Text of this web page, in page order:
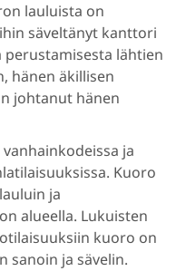
lauluista on
säveltänyt kanttori
lähtien
hänen äkillisen
johtanut hänen
ja
Kuoro
ja
alueella. Lukuisten
kuoro on
sanoin ja sävelin.